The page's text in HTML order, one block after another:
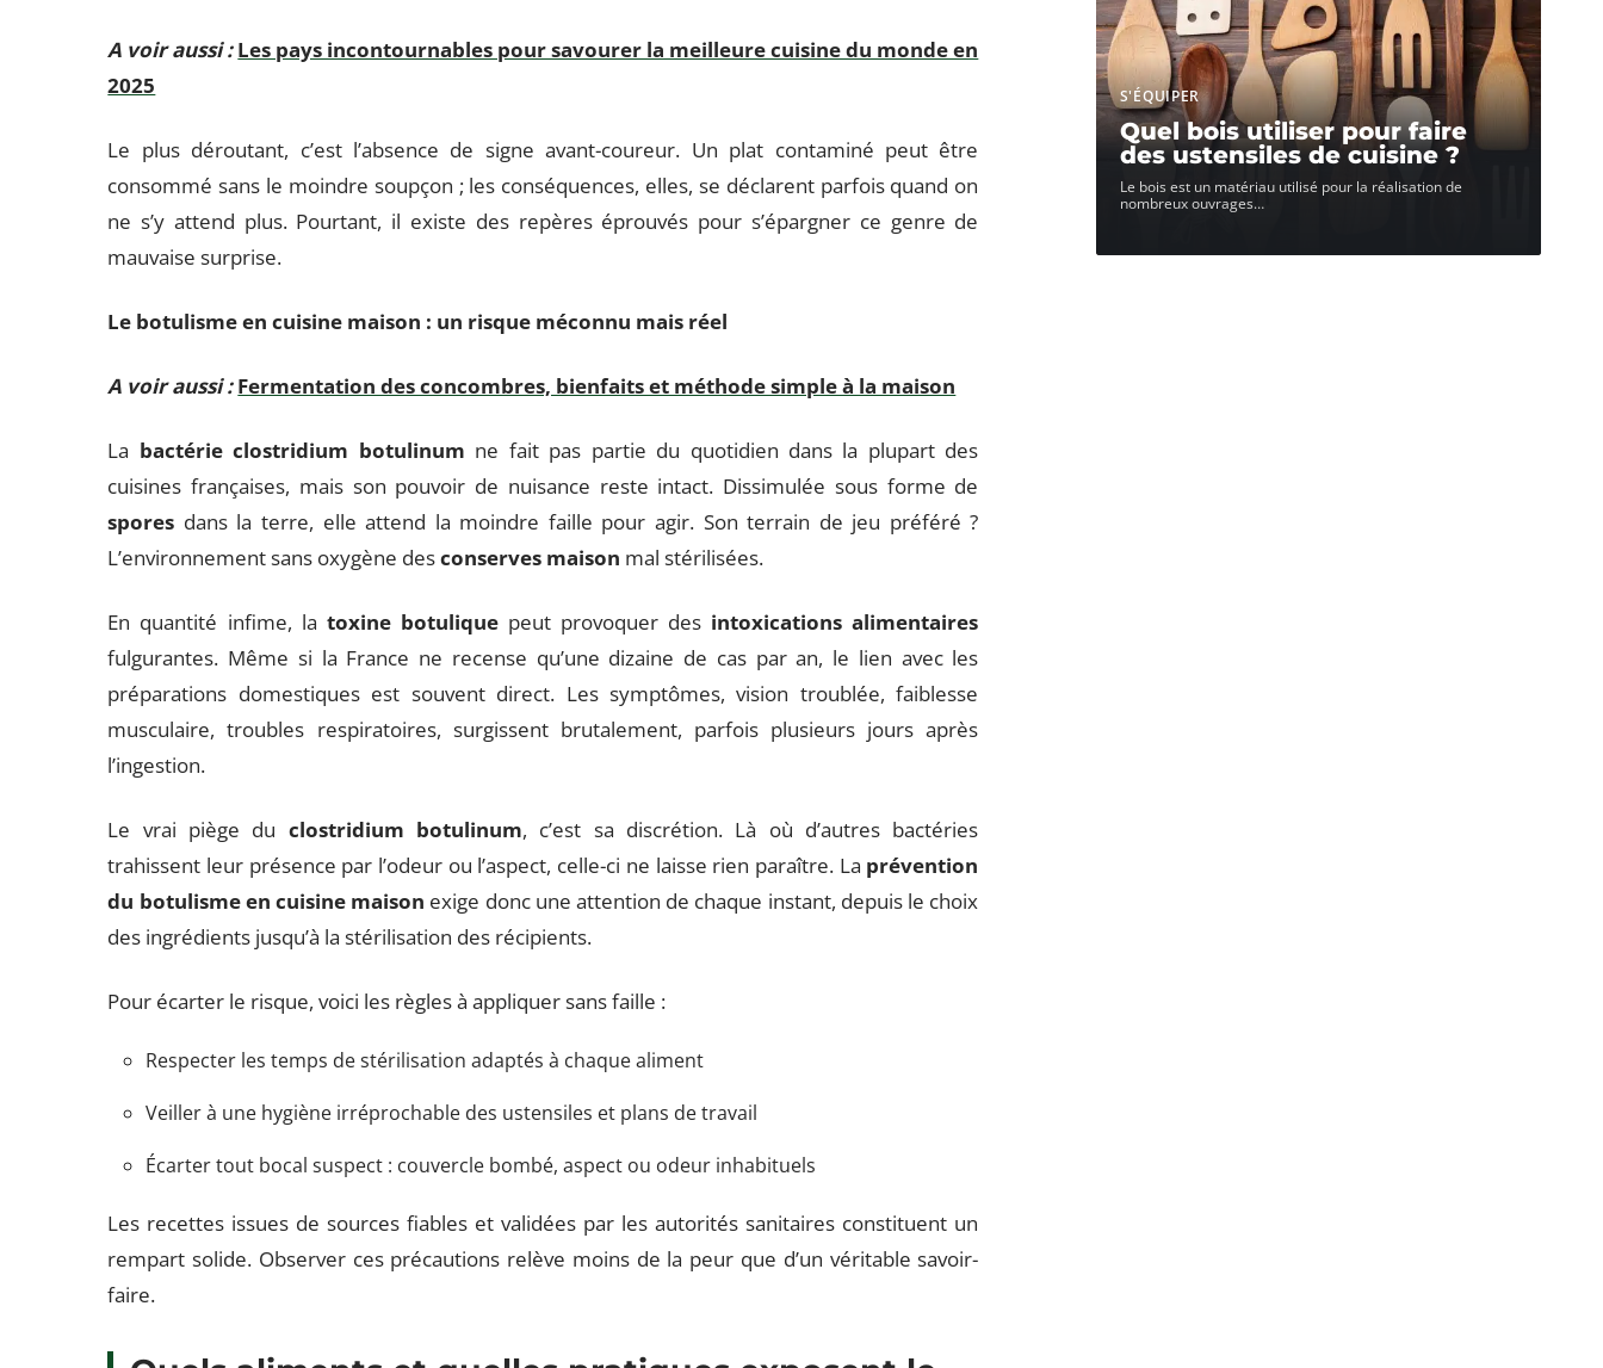
A voir aussi : Les pays incontournables pour savourer la meilleure cuisine du monde en
2025
Le plus déroutant, c’est l’absence de signe avant-coureur. Un plat contaminé peut être
consommé sans le moindre soupçon ; les conséquences, elles, se déclarent parfois quand on
ne s’y attend plus. Pourtant, il existe des repères éprouvés pour s’épargner ce genre de
mauvaise surprise.
Le botulisme en cuisine maison : un risque méconnu mais réel
A voir aussi : Fermentation des concombres, bienfaits et méthode simple à la maison
La bactérie clostridium botulinum ne fait pas partie du quotidien dans la plupart des
cuisines françaises, mais son pouvoir de nuisance reste intact. Dissimulée sous forme de
spores dans la terre, elle attend la moindre faille pour agir. Son terrain de jeu préféré ?
L’environnement sans oxygène desconserves maison mal stérilisées.
En quantité infime, la toxine botuliquepeut provoquer des intoxications alimentaires
fulgurantes. Même si la France ne recense qu’une dizaine de cas par an, le lien avec les
préparations domestiques est souvent direct. Les symptômes, vision troublée, faiblesse
musculaire, troubles respiratoires, surgissent brutalement, parfois plusieurs jours après
l’ingestion.
Le vrai piège du clostridium botulinum, c’est sa discrétion. Là où d’autres bactéries
trahissent leur présence par l’odeur ou l’aspect, celle-ci ne laisse rien paraître. La prévention
du botulisme en cuisine maison exige donc une attention de chaque instant, depuis le choix
des ingrédients jusqu’à la stérilisation des récipients.
Pour écarter le risque, voici les règles à appliquer sans faille :
Respecter les temps de stérilisation adaptés à chaque aliment
Veiller à une hygiène irréprochable des ustensiles et plans de travail
Écarter tout bocal suspect : couvercle bombé, aspect ou odeur inhabituels
Les recettes issues de sources fiables et validées par les autorités sanitaires constituent un
rempart solide. Observer ces précautions relève moins de la peur que d’un véritable savoir-
faire.
S'ÉQUIPER
Quel bois utiliser pour faire
des ustensiles de cuisine ?
Le bois est un matériau utilisé pour la réalisation de
nombreux ouvrages…